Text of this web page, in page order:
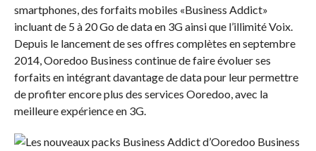
smartphones, des forfaits mobiles «Business Addict»
incluant de 5 à 20 Go de data en 3G ainsi que l’illimité Voix.
Depuis le lancement de ses offres complètes en septembre
2014, Ooredoo Business continue de faire évoluer ses
forfaits en intégrant davantage de data pour leur permettre
de profiter encore plus des services Ooredoo, avec la
meilleure expérience en 3G.